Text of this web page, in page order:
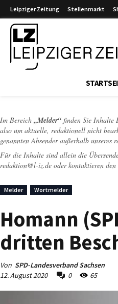
Leipziger Zeitung Stellenmarkt
Im Bereich „Melder“ finden Sie Inhalte
also um aktuelle, redaktionell nicht
genannten Absender außerhalb unseres
Für die Inhalte sind allein die
redaktion@l-iz.de oder kontaktieren
Melder Wortmelder
Homann
dritten
Von SPD-Landesverband Sachsen
12. August 2020
0 65